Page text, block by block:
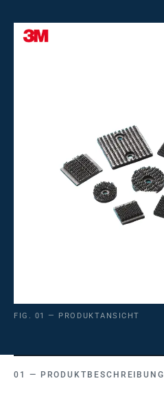
FIG. 01 — PRODUKTANSICHT
PRODUKTBESCHREIBUNG